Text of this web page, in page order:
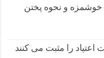
خوشمزه و نحوه پختن
را مثبت می کنند